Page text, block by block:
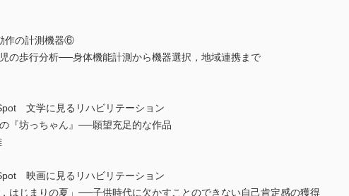
作の計測機器⑥
の歩行分析──身体機能計測から機器選択，地域連携まで
文学に見るリハビリテーション
『坊っちゃん』──願望充足的な作品
映画に見るリハビリテーション
，はじまりの夏」──子供時代に欠かすことのできない自己肯定感の獲得